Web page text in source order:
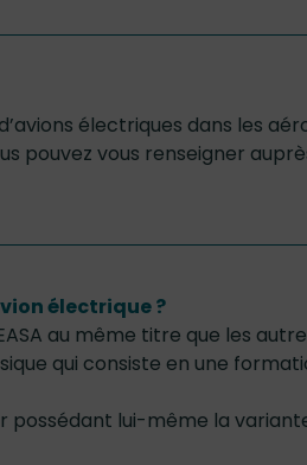
électriques dans les
pouvez vous renseigner
électrique ?
au même titre que les
qui consiste en une
lui-même la